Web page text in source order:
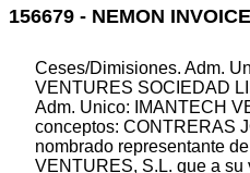
156679 - NEMON
Ceses/Dimisiones. Adm.
VENTURES SOCIEDAD
Adm. Unico: IMANTECH
conceptos: CONTRERAS
nombrado representante
VENTURES, S.L. que a